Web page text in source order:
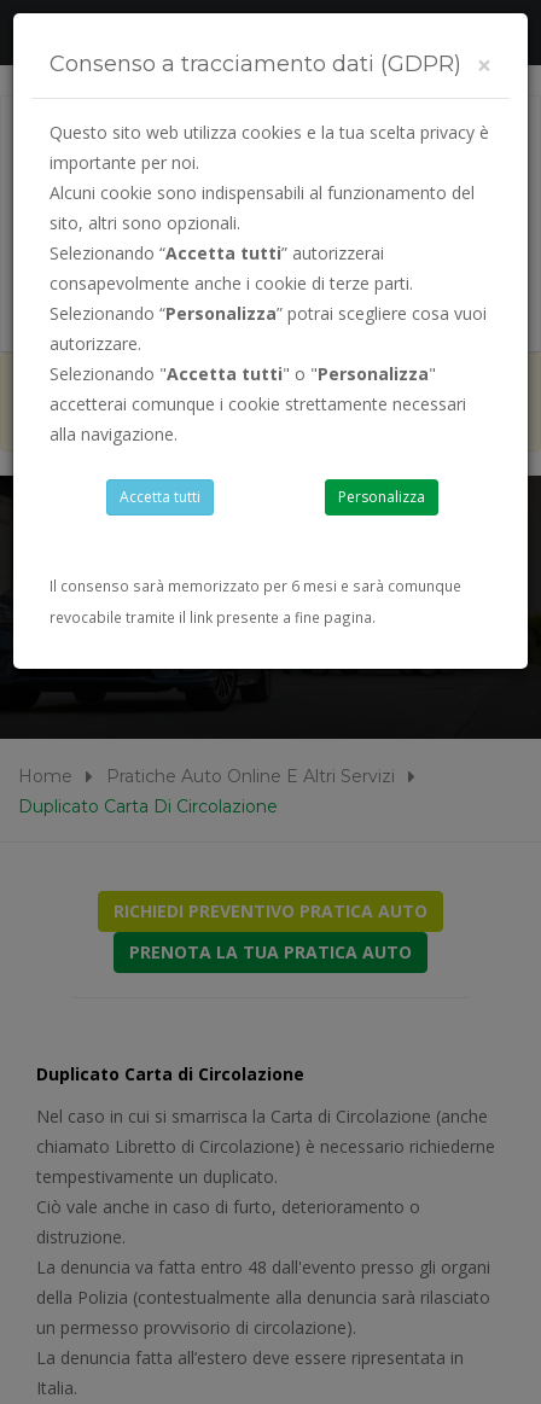
PRENOTA LA TUA
PRATICA AUTO
ad Agosto siamo sempre aperti
esclusione del sabato
PRATICHE AUTO ONLINE E
ALTRI SERVIZI
Home
Pratiche Auto Online E Altri Servizi
Duplicato Carta Di Circolazione
RICHIEDI PREVENTIVO PRATICA AUTO
PRENOTA LA TUA PRATICA AUTO
Duplicato Carta di Circolazione
Nel caso in cui si smarrisca la Carta di Circolazione (anche
chiamato Libretto di Circolazione) è necessario richiederne
tempestivamente un duplicato.
Ciò vale anche in caso di furto, deterioramento o
distruzione.
La denuncia va fatta entro 48 dall'evento presso gli organi
della Polizia (contestualmente alla denuncia sarà rilasciato
un permesso provvisorio di circolazione).
La denuncia fatta all’estero deve essere ripresentata in
Italia.
Consenso a tracciamento dati (GDPR) ×
Questo sito web utilizza cookies e la tua scelta privacy è
importante per noi.
Alcuni cookie sono indispensabili al funzionamento del
sito, altri sono opzionali.
Selezionando “Accetta tutti” autorizzerai
consapevolmente anche i cookie di terze parti.
Selezionando “Personalizza” potrai scegliere cosa vuoi
autorizzare.
Selezionando "Accetta tutti" o "Personalizza"
accetterai comunque i cookie strettamente necessari
alla navigazione.
Accetta tutti Personalizza
Il consenso sarà memorizzato per 6 mesi e sarà comunque
revocabile tramite il link presente a fine pagina.